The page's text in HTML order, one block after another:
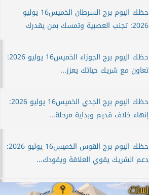
حظك اليوم برج السرطان الخميس16 يوليو
2026: تجنب العصبية وتمسك بمن يقدرك
حظك اليوم برج الجوزاء الخميس16 يوليو 2026:
تعاون مع شريك حياتك يعزز...
حظك اليوم برج الجدي الخميس16 يوليو 2026:
إنهاء خلاف قديم وبداية مرحلة...
حظك اليوم برج القوس الخميس16 يوليو 2026:
دعم الشريك يقوي العلاقة ويقودك...